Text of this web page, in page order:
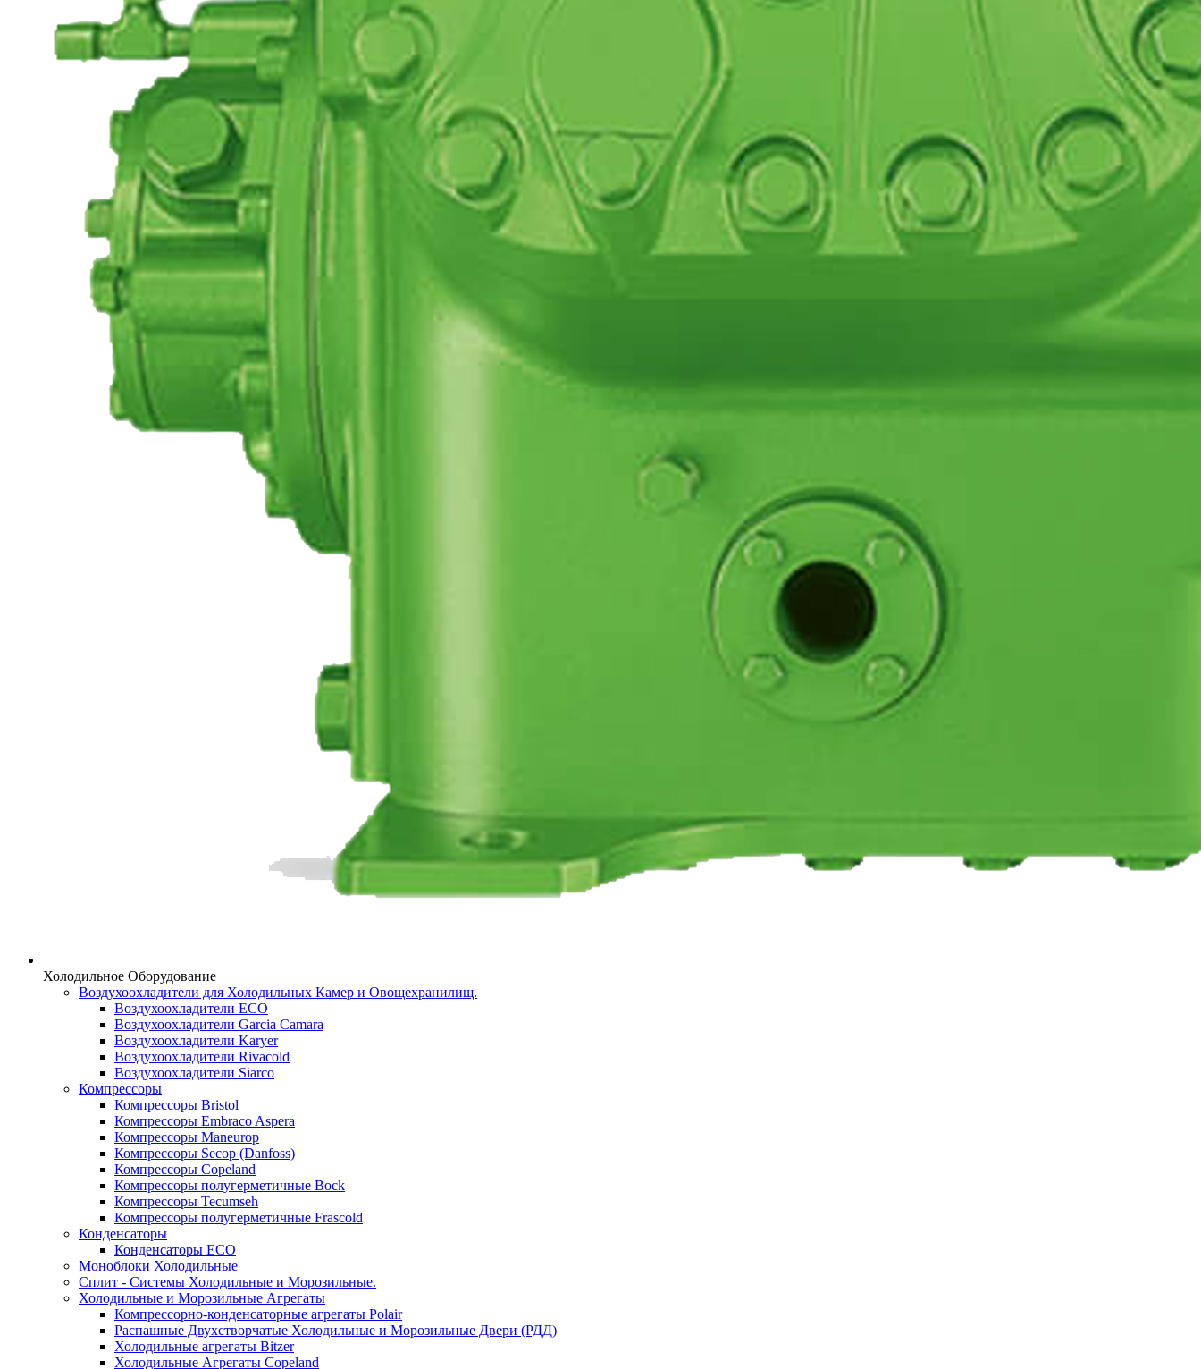
Холодильное Оборудование
Воздухоохладители для Холодильных Камер и Овощехранилищ.
Воздухоохладители ECO
Воздухоохладители Garcia Camara
Воздухоохладители Karyer
Воздухоохладители Rivacold
Воздухоохладители Siarco
Компрессоры
Компрессоры Bristol
Компрессоры Embraco Aspera
Компрессоры Maneurop
Компрессоры Secop (Danfoss)
Компрессоры Copeland
Компрессоры полугерметичные Bock
Компрессоры Tecumseh
Компрессоры полугерметичные Frascold
Конденсаторы
Конденсаторы ECO
Моноблоки Холодильные
Сплит - Системы Холодильные и Морозильные.
Холодильные и Морозильные Агрегаты
Компрессорно-конденсаторные агрегаты Polair
Распашные Двухстворчатые Холодильные и Морозильные Двери (РДД)
Холодильные агрегаты Bitzer
Холодильные Агрегаты Copeland